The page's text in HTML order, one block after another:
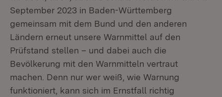
September 2023 in Baden-Württemberg
gemeinsam mit dem Bund und den anderen
Ländern erneut unsere Warnmittel auf den
Prüfstand stellen – und dabei auch die
Bevölkerung mit den Warnmitteln vertraut
machen. Denn nur wer weiß, wie Warnung
funktioniert, kann sich im Ernstfall richtig